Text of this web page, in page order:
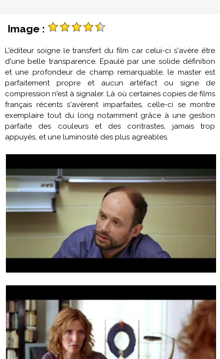
Image :
L'éditeur soigne le transfert du film car celui-ci s'avère être
d'une belle transparence. Epaulé par une solide définition
et une profondeur de champ remarquable, le master est
parfaitement propre et aucun artéfact ou signe de
compression n'est à signaler. Là où certaines copies de films
français récents s'avèrent imparfaites, celle-ci se montre
exemplaire tout du long notamment grâce à une gestion
parfaite des couleurs et des contrastes, jamais trop
appuyés, et une luminosité des plus agréables.